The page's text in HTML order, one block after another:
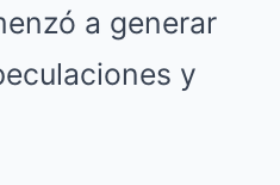
a generar
y